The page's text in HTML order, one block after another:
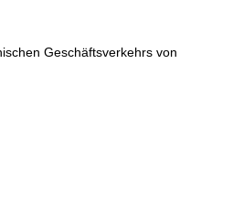
Geschäftsverkehrs von